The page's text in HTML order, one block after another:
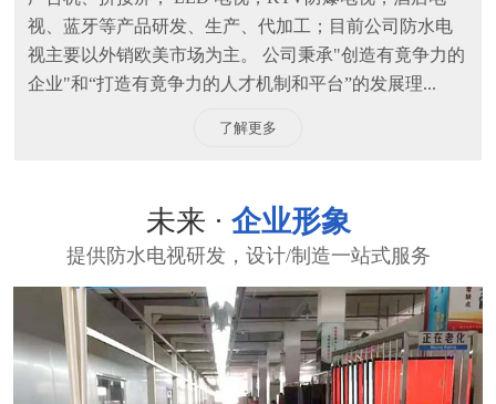
视、蓝牙等产品研发、生产、代加工；目前公司防水电
视主要以外销欧美市场为主。 公司秉承"创造有竟争力的
企业"和“打造有竟争力的人才机制和平台”的发展理...
了解更多
未来 · 企业形象
提供防水电视研发，设计/制造一站式服务